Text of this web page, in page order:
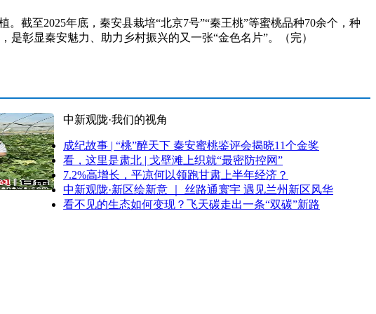
至2025年底，秦安县栽培“北京7号”“秦王桃”等蜜桃品种70余个，种
彰显秦安魅力、助力乡村振兴的又一张“金色名片”。（完）
中新观陇·我们的视角
成纪故事 | “桃”醉天下 秦安蜜桃鉴评会揭晓11个金奖
看，这里是肃北 | 戈壁滩上织就“最密防控网”
7.2%高增长，平凉何以领跑甘肃上半年经济？
中新观陇·新区绘新意 ｜ 丝路通寰宇 遇见兰州新区风华
看不见的生态如何变现？飞天碳走出一条“双碳”新路